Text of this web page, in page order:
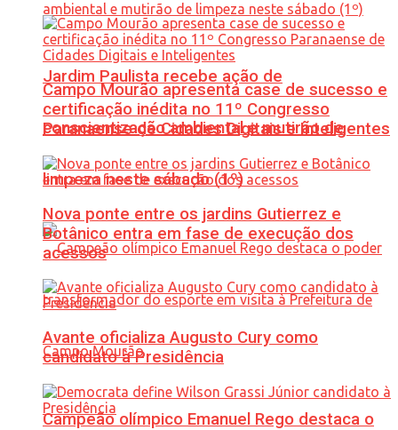
Jardim Paulista recebe ação de
conscientização ambiental e mutirão de
limpeza neste sábado (1º)
Campeão olímpico Emanuel Rego destaca o
Campo Mourão apresenta case de sucesso e
certificação inédita no 11º Congresso
Paranaense de Cidades Digitais e Inteligentes
Nova ponte entre os jardins Gutierrez e
Botânico entra em fase de execução dos
acessos
Avante oficializa Augusto Cury como
candidato à Presidência